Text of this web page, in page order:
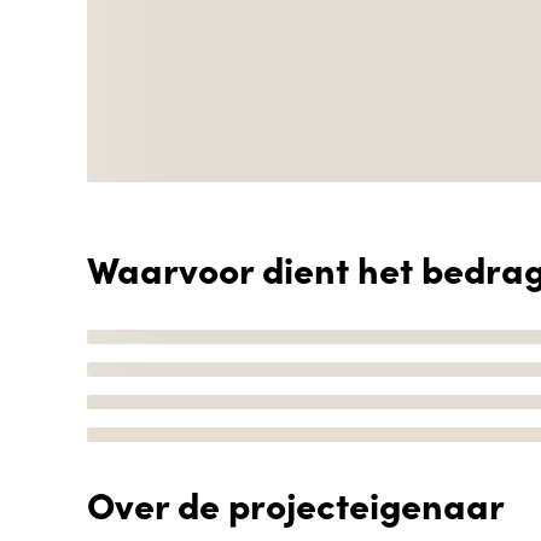
Waarvoor dient het
Over de projecteigenaar